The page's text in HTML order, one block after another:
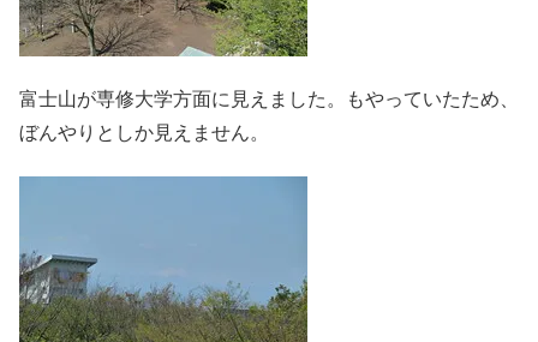
富士山が専修大学方面に見えました。もやっていたため、
ぼんやりとしか見えません。